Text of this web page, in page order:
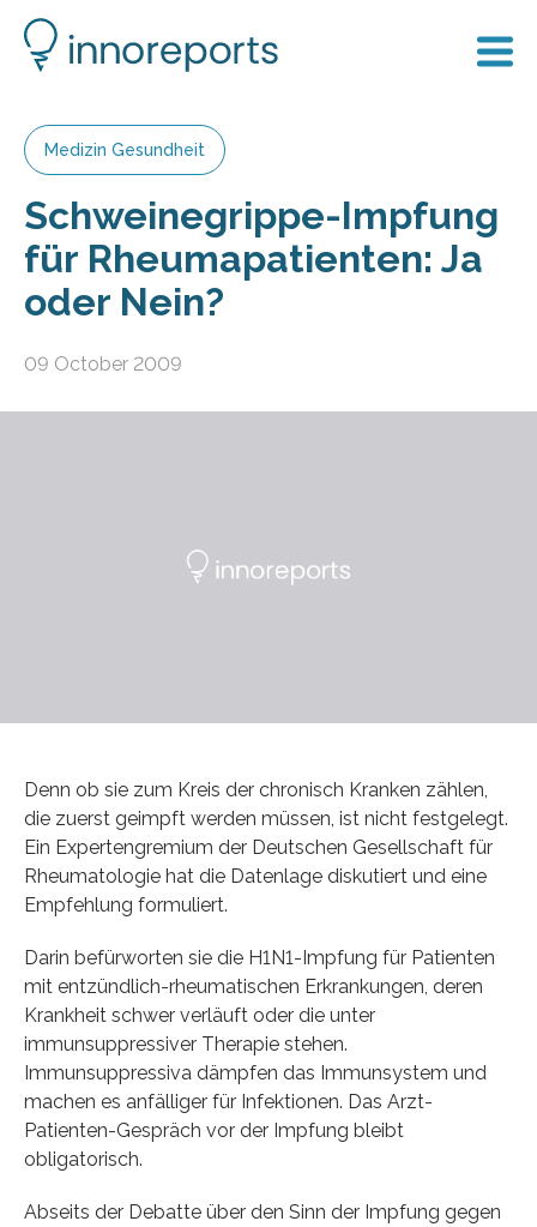
Medizin Gesundheit
Schweinegrippe-Impfung
für Rheumapatienten: Ja
oder Nein?
09 October 2009
Denn ob sie zum Kreis der chronisch Kranken zählen,
die zuerst geimpft werden müssen, ist nicht festgelegt.
Ein Expertengremium der Deutschen Gesellschaft für
Rheumatologie hat die Datenlage diskutiert und eine
Empfehlung formuliert.
Darin befürworten sie die H1N1-Impfung für Patienten
mit entzündlich-rheumatischen Erkrankungen, deren
Krankheit schwer verläuft oder die unter
immunsuppressiver Therapie stehen.
Immunsuppressiva dämpfen das Immunsystem und
machen es anfälliger für Infektionen. Das Arzt-
Patienten-Gespräch vor der Impfung bleibt
obligatorisch.
Abseits der Debatte über den Sinn der Impfung gegen